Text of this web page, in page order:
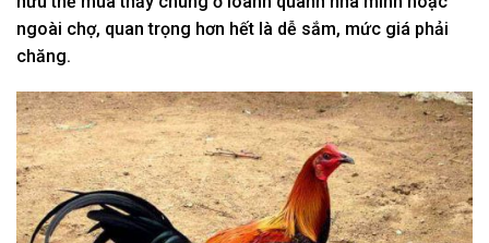
ngoài chợ, quan trọng hơn hết là dễ sắm, mức giá phải
chăng.